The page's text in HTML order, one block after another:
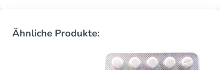
Ähnliche Produkte: